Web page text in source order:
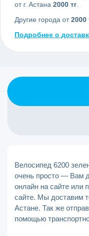
от г. Астана 2000 тг
Другие города от2000
Подробнее о
Велосипед 6200
очень просто — Вам
онлайн на сайте или
сайте. Мы доставим
Астане. Так же
помощью